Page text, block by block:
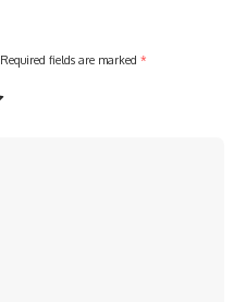
Required fields are marked *